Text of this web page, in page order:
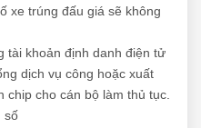
xe trúng đấu giá sẽ không
tài khoản định danh điện tử
dịch vụ công hoặc xuất
cho cán bộ làm thủ tục.
số